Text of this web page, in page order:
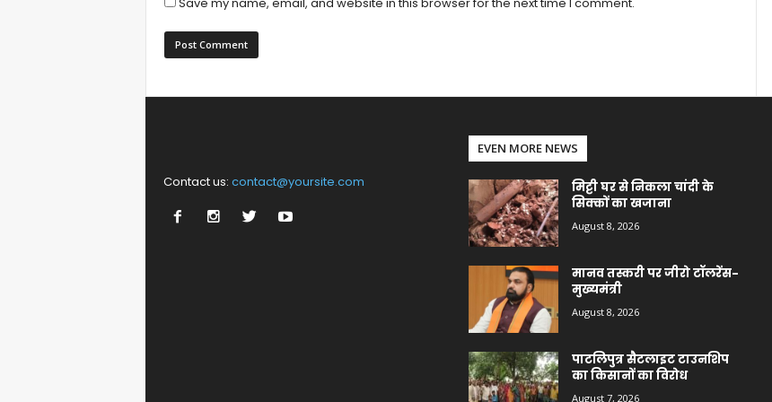
Contact us: contact@yoursite.com
EVEN MORE NEWS
मिट्टी घर से निकला चांदी के
सिक्कों का खजाना
August 8, 2026
मानव तस्करी पर जीरो टॉलरेंस-
मुख्यमंत्री
August 8, 2026
पाटलिपुत्र सैटलाइट टाउनशिप
का किसानों का विरोध
August 7, 2026